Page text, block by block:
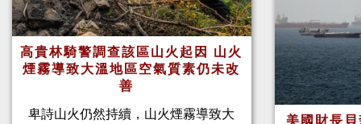
高貴林騎警調查該區山火起因 山火
煙霧導致大溫地區空氣質素仍未改
善
卑詩山火仍然持續，山火煙霧導致大 美國財長